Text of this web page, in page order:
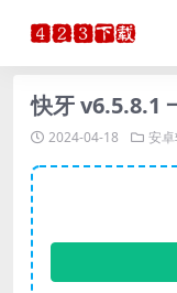
快牙 v6.5.8.1
2024-04-18 安